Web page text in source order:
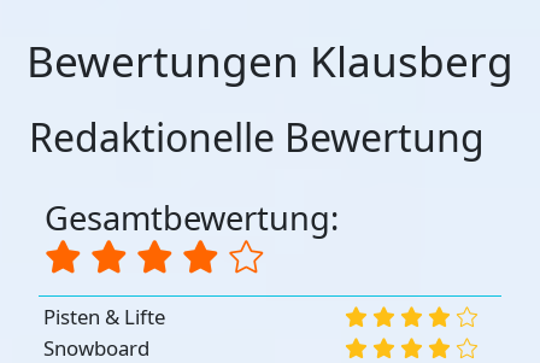
Bewertungen Klausberg
Redaktionelle Bewertung
Gesamtbewertung:
Pisten & Lifte
Snowboard